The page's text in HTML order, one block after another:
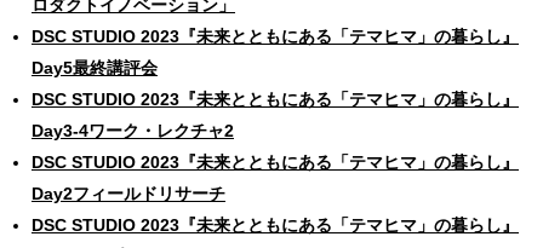
ロダクトイノベーション」
DSC STUDIO 2023『未来とともにある「テマヒマ」の暮らし』
Day5最終講評会
DSC STUDIO 2023『未来とともにある「テマヒマ」の暮らし』
Day3-4ワーク・レクチャ2
DSC STUDIO 2023『未来とともにある「テマヒマ」の暮らし』
Day2フィールドリサーチ
DSC STUDIO 2023『未来とともにある「テマヒマ」の暮らし』